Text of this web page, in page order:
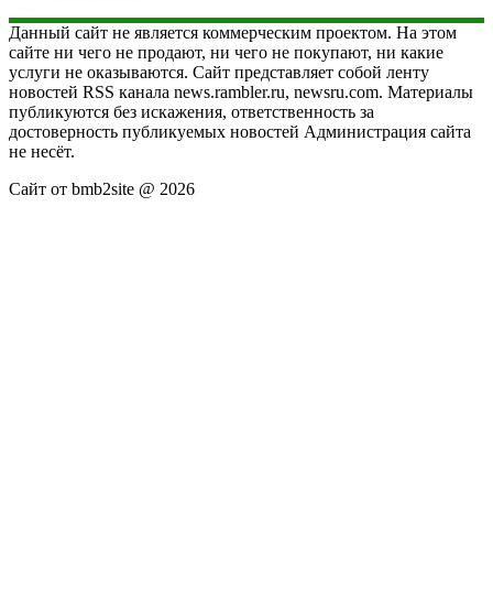
Данный сайт не является коммерческим проектом. На этом
сайте ни чего не продают, ни чего не покупают, ни какие
услуги не оказываются. Сайт представляет собой ленту
новостей RSS канала news.rambler.ru, newsru.com. Материалы
публикуются без искажения, ответственность за
достоверность публикуемых новостей Администрация сайта
не несёт.
Сайт от bmb2site @ 2026